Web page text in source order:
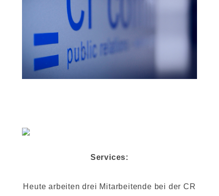
Services:
Heute arbeiten drei Mitarbeitende bei der CR